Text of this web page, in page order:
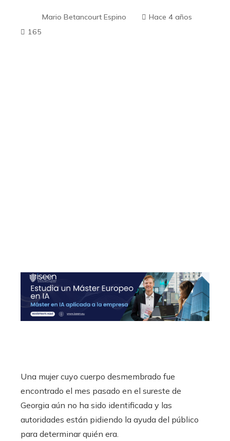
Mario Betancourt Espino
Hace 4 años
165
Una mujer cuyo cuerpo desmembrado fue
encontrado el mes pasado en el sureste de
Georgia aún no ha sido identificada y las
autoridades están pidiendo la ayuda del público
para determinar quién era.